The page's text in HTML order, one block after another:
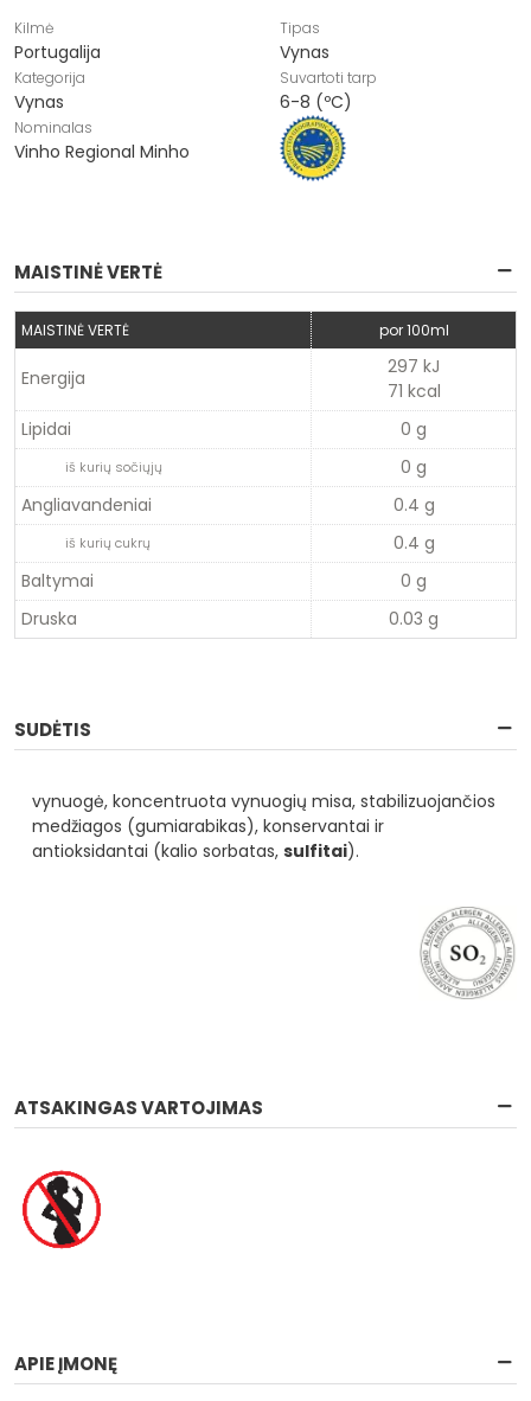
Kilmė
Portugalija
Tipas
Vynas
Kategorija
Vynas
Suvartoti tarp
6-8 (ºC)
Nominalas
Vinho Regional Minho
MAISTINĖ VERTĖ
MAISTINĖ VERTĖ por 100ml
Energija
297 kJ
71 kcal
Lipidai
0 g
iš kurių sočiųjų
0 g
Angliavandeniai
0.4 g
iš kurių cukrų
0.4 g
Baltymai
0 g
Druska
0.03 g
SUDĖTIS
vynuogė, koncentruota vynuogių misa, stabilizuojančios
medžiagos (gumiarabikas), konservantai ir
antioksidantai (kalio sorbatas, sulfitai).
ATSAKINGAS VARTOJIMAS
APIE ĮMONĘ